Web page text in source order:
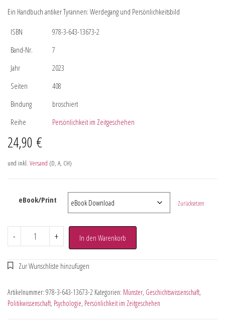
Ein Handbuch antiker Tyrannen: Werdegang und Persönlichkeitsbild
ISBN
978-3-643-13673-2
Band-Nr.
7
Jahr
2023
Seiten
408
Bindung
broschiert
Reihe
Persönlichkeit im Zeitgeschehen
24,90 €
und inkl. Versand (D, A, CH)
eBook/Print Zurücksetzen
- + In den Warenkorb
Artikelnummer: 978-3-643-13673-2 Kategorien: Münster, Geschichtswissenschaft,
Politikwissenschaft, Psychologie, Persönlichkeit im Zeitgeschehen